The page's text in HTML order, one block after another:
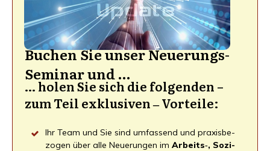
Buchen Sie unser Neue­rungs-
Semi­nar und …
… holen Sie sich die fol­gen­den –
zum Teil exklu­si­ven ‒ Vorteile:
Ihr Team und Sie sind umfas­send und pra­xis­be­
zo­gen über alle Neue­run­gen im Arbeits‑, Sozi­